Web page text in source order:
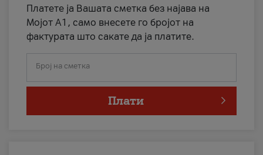
Платете ја Вашата сметка без најава на
Мојот А1, само внесете го бројот на
фактурата што сакате да ја платите.
Број на сметка
Плати